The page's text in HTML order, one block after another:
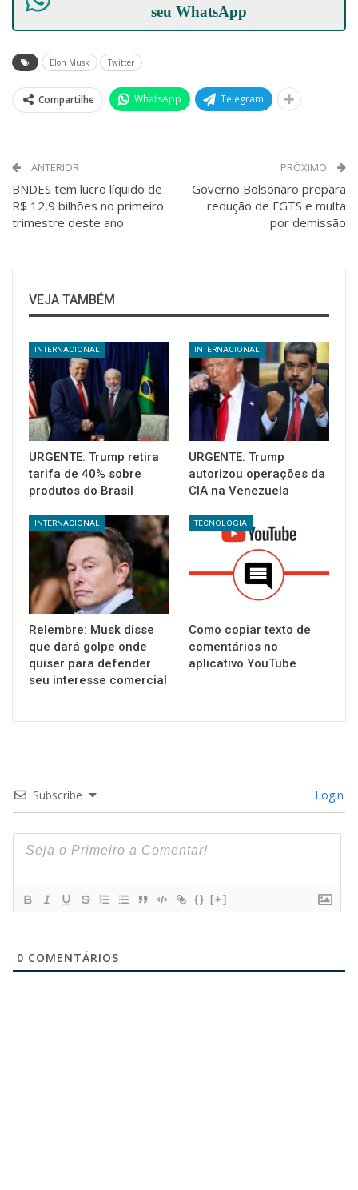
seuWhatsApp
Elon Musk Twitter
Compartilhe WhatsApp Telegram
ANTERIOR
BNDES tem lucro líquido de
R$ 12,9 bilhões no primeiro
trimestre deste ano
PRÓXIMO
Governo Bolsonaro prepara
redução de FGTS e multa
por demissão
VEJA TAMBÉM
INTERNACIONAL
URGENTE: Trump retira
tarifa de 40% sobre
produtos do Brasil
INTERNACIONAL
URGENTE: Trump
autorizou operações da
CIA na Venezuela
INTERNACIONAL
Relembre: Musk disse
que dará golpe onde
quiser para defender
seu interesse comercial
TECNOLOGIA
Como copiar texto de
comentários no
aplicativo YouTube
Subscribe Login
{} [+]
0 COMENTÁRIOS